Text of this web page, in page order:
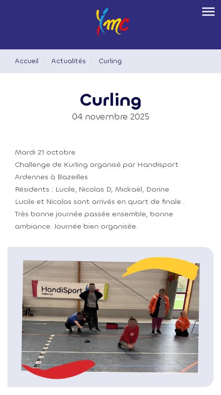
Accueil Actualités Curling
Curling
04 novembre 2025
Mardi 21 octobre
Challenge de Kurling organisé par Handisport
Ardennes à Bazeilles
Résidents : Lucile, Nicolas D, Mickaël, Dorine
Lucile et Nicolas sont arrivés en quart de finale .
Très bonne journée passée ensemble, bonne
ambiance. Journée bien organisée.